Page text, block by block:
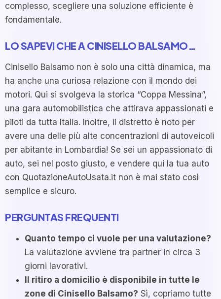
complesso, scegliere una soluzione efficiente è
fondamentale.
LO SAPEVI CHE A CINISELLO BALSAMO…
Cinisello Balsamo non è solo una città dinamica, ma
ha anche una curiosa relazione con il mondo dei
motori. Qui si svolgeva la storica “Coppa Messina”,
una gara automobilistica che attirava appassionati e
piloti da tutta Italia. Inoltre, il distretto è noto per
avere una delle più alte concentrazioni di autoveicoli
per abitante in Lombardia! Se sei un appassionato di
auto, sei nel posto giusto, e vendere qui la tua auto
con QuotazioneAutoUsata.it non è mai stato così
semplice e sicuro.
PERGUNTAS FREQUENTI
Quanto tempo ci vuole per una valutazione?
La valutazione avviene tra partner in circa 3
giorni lavorativi.
Il ritiro a domicilio è disponibile in tutte le
zone di Cinisello Balsamo? Sì, copriamo tutte